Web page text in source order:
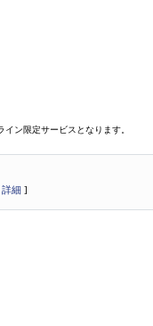
ン限定サービスとなります。
詳細 ]